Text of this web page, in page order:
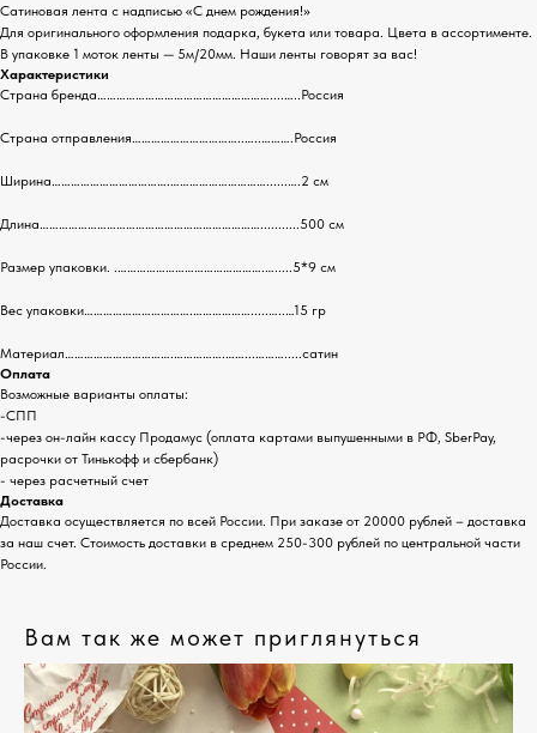
Сатиновая лента с надписью «С днем рождения!»
Для оригинального оформления подарка, букета или товара. Цвета в ассортименте.
В упаковке 1 моток ленты — 5м/20мм. Наши ленты говорят за вас!
Характеристики
Страна бренда………………………………………………....…..Россия
Страна отправления……………………………..…..……….Россия
Ширина……………………………….…………………………......….2 см
Длина……………………………………………………………...........500 см
Размер упаковки. .……………………………………….….....5*9 см
Вес упаковки…………………………….……………….....…..…15 гр
Материал…………………………….…………….……...……….....сатин
Оплата
Возможные варианты оплаты:
-СПП
-через он-лайн кассу Продамус (оплата картами выпушенными в РФ, SberPay,
расрочки от Тинькофф и сбербанк)
- через расчетный счет
Доставка
Доставка осуществляется по всей России. При заказе от 20000 рублей – доставка
за наш счет. Стоимость доставки в среднем 250-300 рублей по центральной части
России.
Вам так же может приглянуться